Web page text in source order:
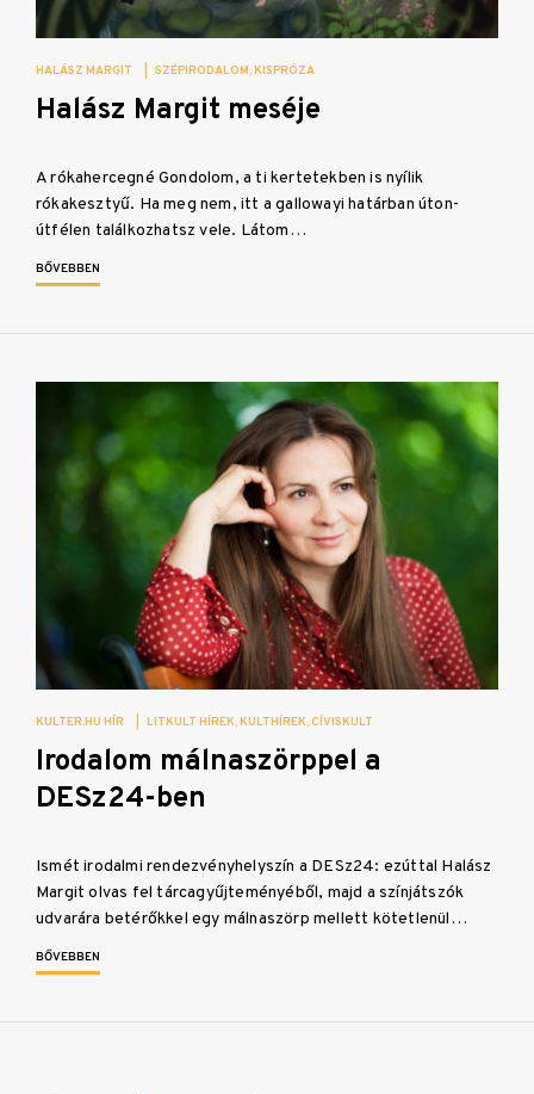
HALÁSZ MARGIT SZÉPIRODALOM KISPRÓZA
Halász Margit meséje
A rókahercegné Gondolom, a ti kertetekben is nyílik
rókakesztyű. Ha meg nem, itt a gallowayi határban úton-
útfélen találkozhatsz vele. Látom…
BŐVEBBEN
KULTER.HU HÍR LITKULT HÍREK KULTHÍREK CÍVISKULT
Irodalom málnaszörppel a
DESz24-ben
Ismét irodalmi rendezvényhelyszín a DESz24: ezúttal Halász
Margit olvas fel tárcagyűjteményéből, majd a színjátszók
udvarára betérőkkel egy málnaszörp mellett kötetlenül…
BŐVEBBEN